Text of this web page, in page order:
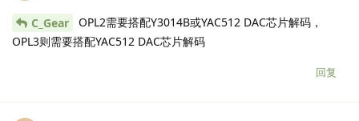
C_Gear
OPL2需要搭配Y3014B或YAC512 DAC芯片解码，
OPL3则需要搭配YAC512 DAC芯片解码
回复